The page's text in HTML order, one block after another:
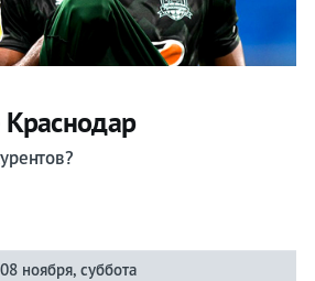
08 ноября, суббота